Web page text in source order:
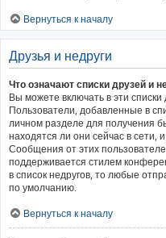
Вернуться к началу
Друзья и недруги
Что означают списки друзей и
Вы можете включать в эти
Пользователи, добавленные в
личном разделе для получения
находятся ли они сейчас в
Сообщения от этих
поддерживается стилем
в список недругов, то любые
по умолчанию.
Вернуться к началу